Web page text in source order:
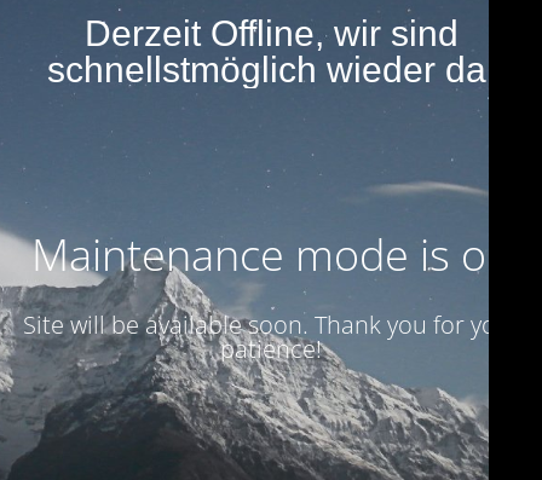
Derzeit Offline, wir sind
schnellstmöglich wieder da.
Maintenance mode is on
Site will be available soon. Thank you for your
patience!